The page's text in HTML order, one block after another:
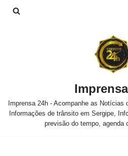
Imprensa 24h - Acompanhe as Notícias
Informações de trânsito em Sergipe,
previsão do tempo, agenda